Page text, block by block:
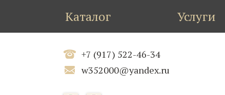
Каталог Услуги
+7 (917) 522-46-34
w352000@yandex.ru